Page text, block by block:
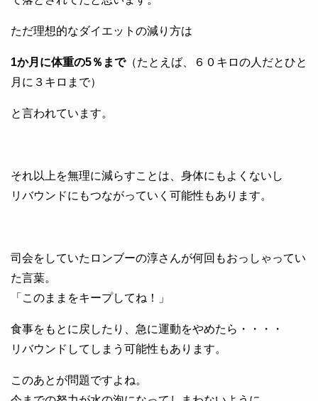
ただ理想的なダイエットの減り方は
1か月に体重の5％まで（たとえば、６０キロの人だとひと
月に３キロまで）
と言われています。
それ以上を無理に減らすことは、身体にもよくないし
リバウンドにもつながっていく可能性もあります。
司会をしていたロンブーの淳さんが何回もおっしゃってい
た言葉。
「このままをキープしてね！」
食事をもとに戻したり、急に運動をやめたら・・・・
リバウンドしてしまう可能性もあります。
このあとが問題ですよね。